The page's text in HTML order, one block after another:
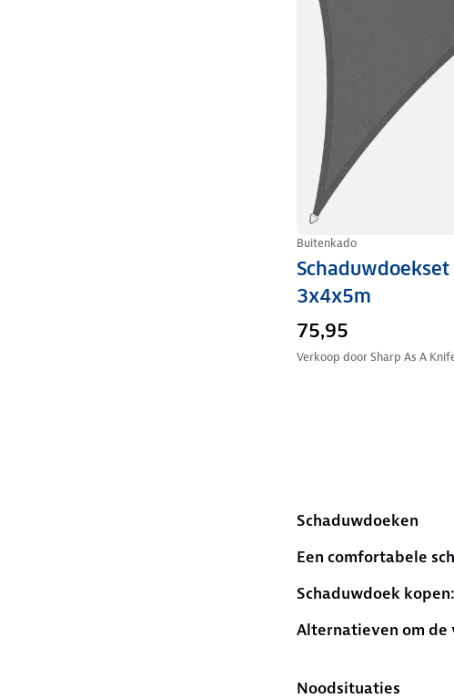
Buitenkado
3x4x5m
75,95
Verkoop doorSharp As A
Schaduwdoeken
Een comfortabele
Schaduwdoek
Alternatieven om de
Noodsituaties